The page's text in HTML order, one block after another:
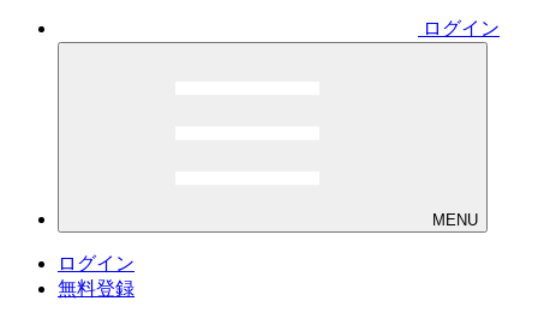
ログイン
MENU
ログイン
無料登録